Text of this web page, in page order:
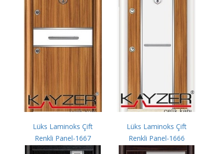
Lüks Laminoks Çift
Renkli Panel-1667
Lüks Laminoks Çift
Renkli Panel-1666